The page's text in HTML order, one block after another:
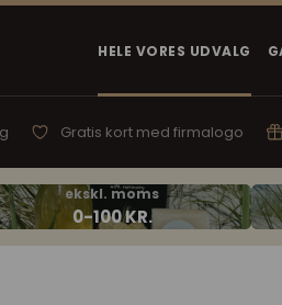
HELE VORES UDVALG
Gratis kort med firmalogo